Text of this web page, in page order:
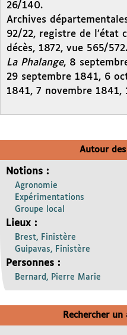
26/140.
Archives
92/22, registre de l’état
décès, 1872, vue 565/572.
La Phalange, 8
29 septembre 1841, 6
1841, 7 novembre 1841,
Autour
Notions :
Agronomie
Expérimentations
Groupe local
Lieux :
Brest, Finistère
Guipavas, Finistère
Personnes :
Bernard, Pierre Marie
Rechercher